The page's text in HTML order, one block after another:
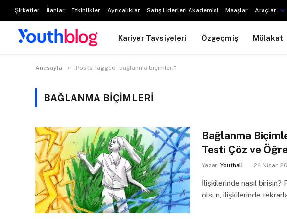
Şirketler İlanlar Etkinlikler Ayrıcalıklar Satış Liderleri Akademisi Maaşlar Araçlar
Kariyer Tavsiyeleri Özgeçmiş Mülakat
Anasayfa » Posts Tagged "bağlanma biçimleri"
BAĞLANMA BIÇIMLERI
Bağlanma
Testi Çöz ve
Yazar: Youthall 24 Nisan
İlişkilerinde nasıl
olsun, ilişkilerinde